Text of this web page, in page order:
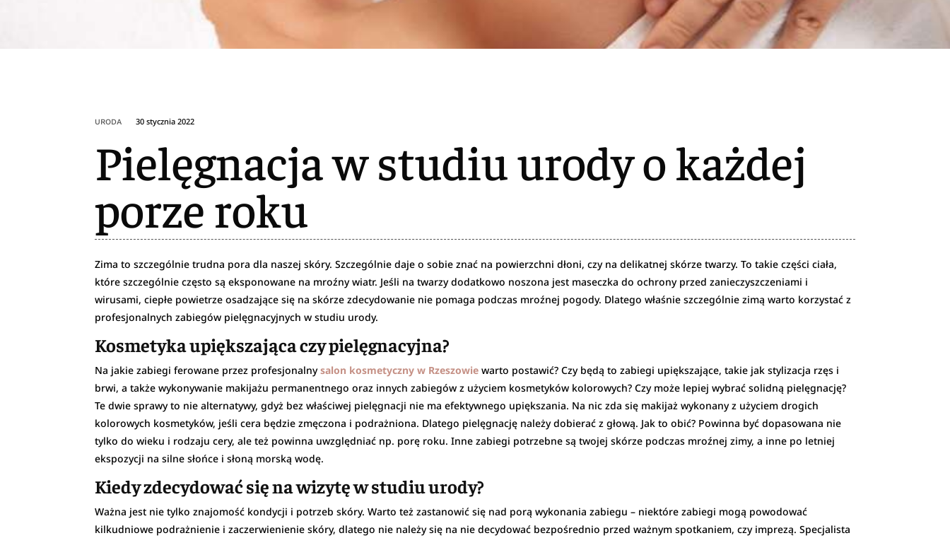
URODA 30 stycznia 2022
Pielęgnacja w studiu urody o każdej
porze roku
Zima to szczególnie trudna pora dla naszej skóry. Szczególnie daje o sobie znać na powierzchni dłoni, czy na delikatnej skórze twarzy. To takie części ciała,
które szczególnie często są eksponowane na mroźny wiatr. Jeśli na twarzy dodatkowo noszona jest maseczka do ochrony przed zanieczyszczeniami i
wirusami, ciepłe powietrze osadzające się na skórze zdecydowanie nie pomaga podczas mroźnej pogody. Dlatego właśnie szczególnie zimą warto korzystać z
profesjonalnych zabiegów pielęgnacyjnych w studiu urody.
Kosmetyka upiększająca czy pielęgnacyjna?
Na jakie zabiegi ferowane przez profesjonalnysalon kosmetyczny w Rzeszowie warto postawić? Czy będą to zabiegi upiększające, takie jak stylizacja rzęs i
brwi, a także wykonywanie makijażu permanentnego oraz innych zabiegów z użyciem kosmetyków kolorowych? Czy może lepiej wybrać solidną pielęgnację?
Te dwie sprawy to nie alternatywy, gdyż bez właściwej pielęgnacji nie ma efektywnego upiększania. Na nic zda się makijaż wykonany z użyciem drogich
kolorowych kosmetyków, jeśli cera będzie zmęczona i podrażniona. Dlatego pielęgnację należy dobierać z głową. Jak to obić? Powinna być dopasowana nie
tylko do wieku i rodzaju cery, ale też powinna uwzględniać np. porę roku. Inne zabiegi potrzebne są twojej skórze podczas mroźnej zimy, a inne po letniej
ekspozycji na silne słońce i słoną morską wodę.
Kiedy zdecydować się na wizytę w studiu urody?
Ważna jest nie tylko znajomość kondycji i potrzeb skóry. Warto też zastanowić się nad porą wykonania zabiegu – niektóre zabiegi mogą powodować
kilkudniowe podrażnienie i zaczerwienienie skóry, dlatego nie należy się na nie decydować bezpośrednio przed ważnym spotkaniem, czy imprezą. Specjalista